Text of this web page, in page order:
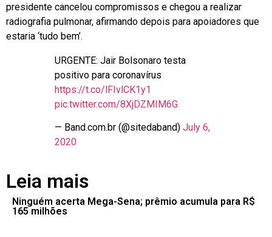
presidente cancelou compromissos e chegou a realizar
radiografia pulmonar, afirmando depois para apoiadores que
estaria ‘tudo bem’.
URGENTE: Jair Bolsonaro testa
positivo para coronavírus
https://t.co/lFIvlCK1y1
pic.twitter.com/8XjDZMIM6G
— Band.com.br (@sitedaband) July 6,
2020
Leia mais
Ninguém acerta Mega-Sena; prêmio acumula para R$
165 milhões